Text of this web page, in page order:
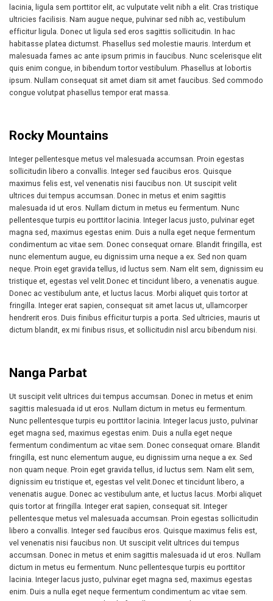
lacinia, ligula sem porttitor elit, ac vulputate velit nibh a elit. Cras tristique
ultricies facilisis. Nam augue neque, pulvinar sed nibh ac, vestibulum
efficitur ligula. Donec ut ligula sed eros sagittis sollicitudin. In hac
habitasse platea dictumst. Phasellus sed molestie mauris. Interdum et
malesuada fames ac ante ipsum primis in faucibus. Nunc scelerisque elit
quis enim congue, in bibendum tortor vestibulum. Phasellus at lobortis
ipsum. Nullam consequat sit amet diam sit amet faucibus. Sed commodo
congue volutpat phasellus tempor erat massa.
Rocky Mountains
Integer pellentesque metus vel malesuada accumsan. Proin egestas
sollicitudin libero a convallis. Integer sed faucibus eros. Quisque
maximus felis est, vel venenatis nisi faucibus non. Ut suscipit velit
ultrices dui tempus accumsan. Donec in metus et enim sagittis
malesuada id ut eros. Nullam dictum in metus eu fermentum. Nunc
pellentesque turpis eu porttitor lacinia. Integer lacus justo, pulvinar eget
magna sed, maximus egestas enim. Duis a nulla eget neque fermentum
condimentum ac vitae sem. Donec consequat ornare. Blandit fringilla, est
nunc elementum augue, eu dignissim urna neque a ex. Sed non quam
neque. Proin eget gravida tellus, id luctus sem. Nam elit sem, dignissim eu
tristique et, egestas vel velit.Donec et tincidunt libero, a venenatis augue.
Donec ac vestibulum ante, et luctus lacus. Morbi aliquet quis tortor at
fringilla. Integer erat sapien, consequat sit amet lacus ut, ullamcorper
hendrerit eros. Duis finibus efficitur turpis a porta. Sed ultricies, mauris ut
dictum blandit, ex mi finibus risus, et sollicitudin nisl arcu bibendum nisi.
Nanga Parbat
Ut suscipit velit ultrices dui tempus accumsan. Donec in metus et enim
sagittis malesuada id ut eros. Nullam dictum in metus eu fermentum.
Nunc pellentesque turpis eu porttitor lacinia. Integer lacus justo, pulvinar
eget magna sed, maximus egestas enim. Duis a nulla eget neque
fermentum condimentum ac vitae sem. Donec consequat ornare. Blandit
fringilla, est nunc elementum augue, eu dignissim urna neque a ex. Sed
non quam neque. Proin eget gravida tellus, id luctus sem. Nam elit sem,
dignissim eu tristique et, egestas vel velit.Donec et tincidunt libero, a
venenatis augue. Donec ac vestibulum ante, et luctus lacus. Morbi aliquet
quis tortor at fringilla. Integer erat sapien, consequat sit. Integer
pellentesque metus vel malesuada accumsan. Proin egestas sollicitudin
libero a convallis. Integer sed faucibus eros. Quisque maximus felis est,
vel venenatis nisi faucibus non. Ut suscipit velit ultrices dui tempus
accumsan. Donec in metus et enim sagittis malesuada id ut eros. Nullam
dictum in metus eu fermentum. Nunc pellentesque turpis eu porttitor
lacinia. Integer lacus justo, pulvinar eget magna sed, maximus egestas
enim. Duis a nulla eget neque fermentum condimentum ac vitae sem.